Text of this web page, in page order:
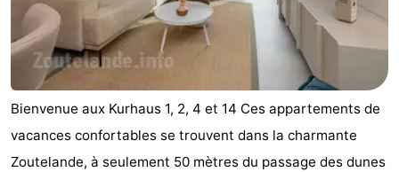
Route
Stationnement
Adresses
Bienvenue aux Kurhaus 1, 2, 4 et 14 Ces appartements de
vacances confortables se trouvent dans la charmante
Zoutelande, à seulement 50 mètres du passage des dunes